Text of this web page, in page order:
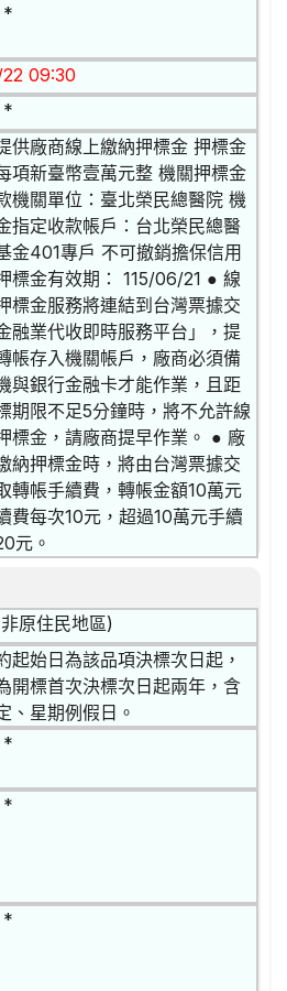
09:30
供廠商線上繳納押標金 押標金
項新臺幣壹萬元整 機關押標金
機關單位：臺北榮民總醫院 機
指定收款帳戶：台北榮民總醫
金401專戶 不可撤銷擔保信用
標金有效期： 115/06/21 ● 線
標金服務將連結到台灣票據交
融業代收即時服務平台」，提
帳存入機關帳戶，廠商必須備
與銀行金融卡才能作業，且距
期限不足5分鐘時，將不允許線
標金，請廠商提早作業。 ● 廠
納押標金時，將由台灣票據交
轉帳手續費，轉帳金額10萬元
費每次10元，超過10萬元手續
元。
原住民地區)
起始日為該品項決標次日起，
開標首次決標次日起兩年，含
、星期例假日。